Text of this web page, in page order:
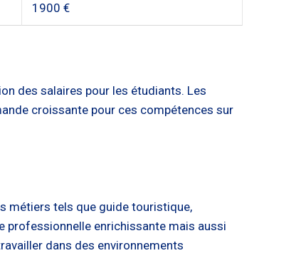
1900 €
des salaires pour les étudiants. Les
croissante pour ces compétences sur
métiers tels que guide touristique,
professionnelle enrichissante mais aussi
dans des environnements